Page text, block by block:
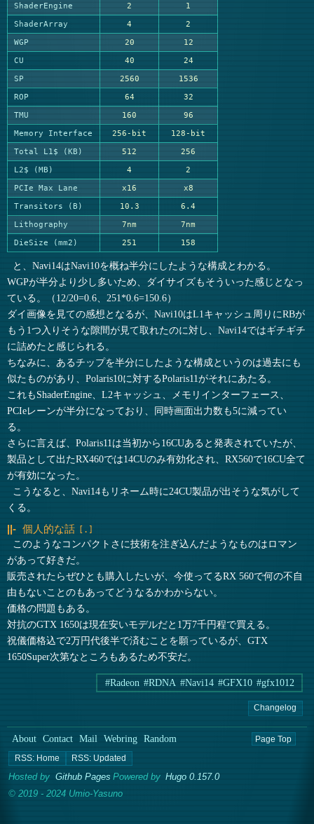
ShaderEngine 2
1
ShaderArray
4
2
WGP
20
12
CU
40
24
SP
2560
1536
ROP
64
32
TMU
160
96
Memory Interface
256-bit
128-bit
Total L1$ (KB)
512
256
L2$ (MB)
4
2
PCIe Max Lane
x16
x8
Transitors (B)
10.3
6.4
Lithography
7nm
7nm
DieSize (mm2)
251 158
と、Navi14はNavi10を概ね半分にしたような構成とわかる。
WGPが半分より少し多いため、ダイサイズもそういった感じとなっ
ている。（12/20=0.6、251*0.6=150.6）
ダイ画像を見ての感想となるが、Navi10はL1キャッシュ周りにRBが
もう1つ入りそうな隙間が見て取れたのに対し、Navi14ではギチギチ
に詰めたと感じられる。
ちなみに、あるチップを半分にしたような構成というのは過去にも
似たものがあり、Polaris10に対するPolaris11がそれにあたる。
これもShaderEngine、L2キャッシュ、メモリインターフェース、
PCIeレーンが半分になっており、同時画面出力数も5に減ってい
る。
さらに言えば、Polaris11は当初から16CUあると発表されていたが、
製品として出たRX460では14CUのみ有効化され、RX560で16CU全て
が有効になった。
こうなると、Navi14もリネーム時に24CU製品が出そうな気がして
くる。
個人的な話
このようなコンパクトさに技術を注ぎ込んだようなものはロマン
があって好きだ。
販売されたらぜひとも購入したいが、今使ってるRX 560で何の不自
由もないことのもあってどうなるかわからない。
価格の問題もある。
対抗のGTX 1650は現在安いモデルだと1万7千円程で買える。
祝儀価格込で2万円代後半で済むことを願っているが、GTX
1650Super次第なところもあるため不安だ。
#Radeon #RDNA #Navi14 #GFX10 #gfx1012
Changelog
About Contact Mail Webring Random Page Top
Hosted by Github Pages Powered by Hugo 0.157.0
© 2019 - 2024 Umio-Yasuno